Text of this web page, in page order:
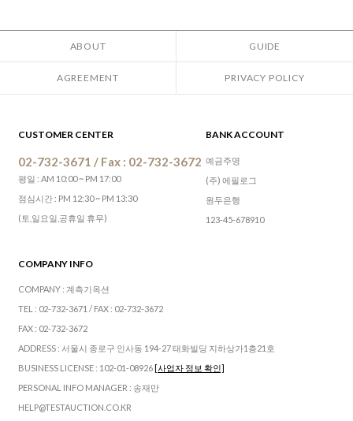
ABOUT GUIDE
AGREEMENT PRIVACY POLICY
CUSTOMER CENTER
02-732-3671 / Fax : 02-732-3672
평일 : AM 10:00 ~ PM 17:00
점심시간 : PM 12:30 ~ PM 13:30
(토,일요일,공휴일 휴무)
BANK ACCOUNT
예금주명
(주) 에필로그
원두은행
123-45-678910
COMPANY INFO
COMPANY : 계측기옥션
TEL : 02-732-3671 / FAX : 02-732-3672
FAX : 02-732-3672
ADDRESS : 서울시 종로구 인사동 194-27 태화빌딩 지하상가1층21호
BUSINESS LICENSE : 102-01-08926[사업자 정보 확인]
PERSONAL INFO MANAGER : 송재만
HELP@TESTAUCTION.CO.KR